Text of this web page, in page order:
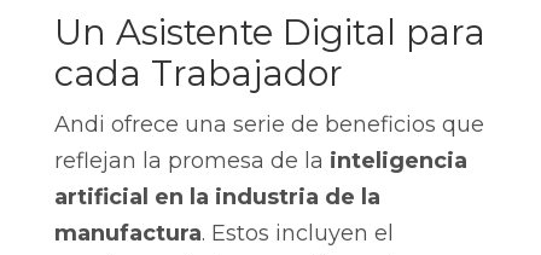
Un Asistente Digital para
cada Trabajador
Andi ofrece una serie de beneficios que
reflejan la promesa de la inteligencia
artificial en la industria de la
manufactura. Estos incluyen el